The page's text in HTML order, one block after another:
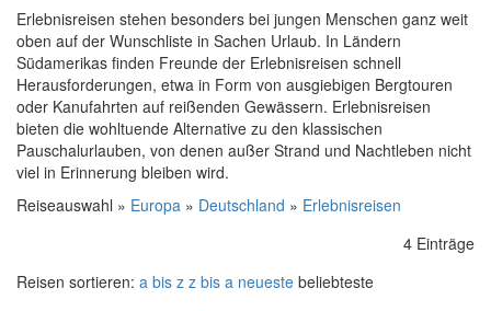
Erlebnisreisen stehen besonders bei jungen Menschen ganz weit
oben auf der Wunschliste in Sachen Urlaub. In Ländern
Südamerikas finden Freunde der Erlebnisreisen schnell
Herausforderungen, etwa in Form von ausgiebigen Bergtouren
oder Kanufahrten auf reißenden Gewässern. Erlebnisreisen
bieten die wohltuende Alternative zu den klassischen
Pauschalurlauben, von denen außer Strand und Nachtleben nicht
viel in Erinnerung bleiben wird.
Reiseauswahl » Europa » Deutschland » Erlebnisreisen
4 Einträge
Reisen sortieren: a bis z z bis a neueste beliebteste